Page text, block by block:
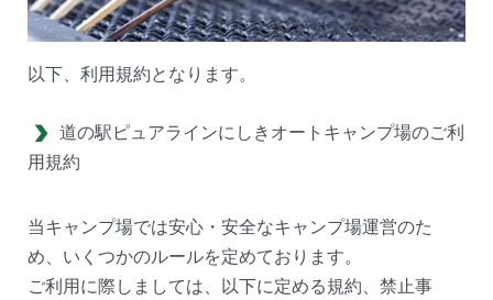
以下、利用規約となります。
道の駅ピュアラインにしきオートキャンプ場のご利
用規約
当キャンプ場では安心・安全なキャンプ場運営のた
め、いくつかのルールを定めております。
ご利用に際しましては、以下に定める規約、禁止事